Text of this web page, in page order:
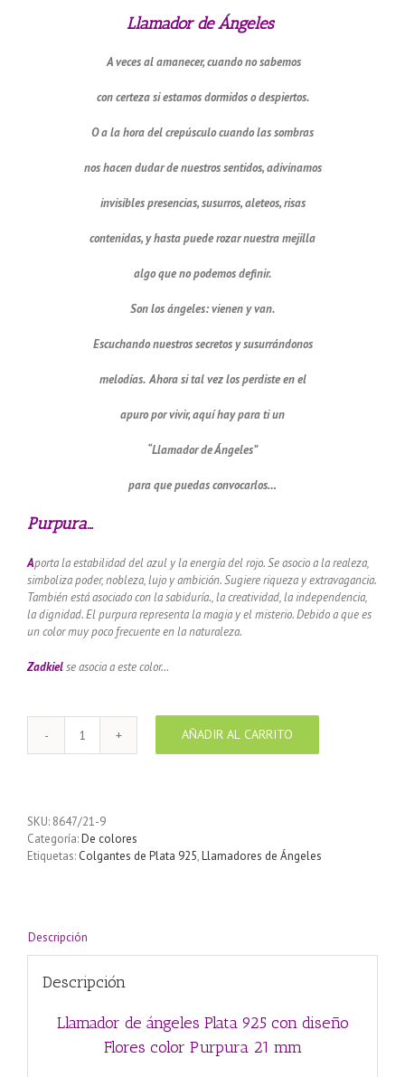
Llamador de Ángeles
A veces al amanecer, cuando no sabemos
con certeza si estamos dormidos o despiertos.
O a la hora del crepúsculo cuando las sombras
nos hacen dudar de nuestros sentidos, adivinamos
invisibles presencias, susurros, aleteos, risas
contenidas, y hasta puede rozar nuestra mejilla
algo que no podemos definir.
Son los ángeles: vienen y van.
Escuchando nuestros secretos y susurrándonos
melodías. Ahora si tal vez los perdiste en el
apuro por vivir, aquí hay para ti un
“Llamador de Ángeles”
para que puedas convocarlos…
Purpura…
Aporta la estabilidad del azul y la energía del rojo.Se asocio a la realeza,
simboliza poder, nobleza, lujo y ambición.Sugiere riqueza y extravagancia.
También está asociado con la sabiduría., la creatividad, la independencia,
la dignidad.El purpura representa la magia y el misterio.Debido a que es
un color muy poco frecuente en la naturaleza.
Zadkielse asocia a este color…
Llamador
con
diseño
Flores
mm
AÑADIR AL CARRITO
SKU: 8647/21-9
Categoría:De colores
Etiquetas: Colgantes de Plata 925,Llamadores de Ángeles
Descripción
Descripción
Llamador de ángeles Plata 925 con diseño
Flores color Purpura 21 mm